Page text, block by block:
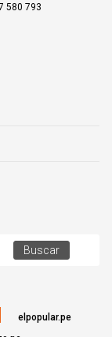
580 793
Buscar
elpopular.pe